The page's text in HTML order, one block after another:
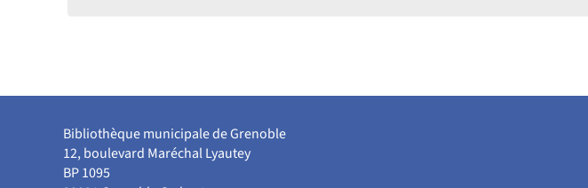
Bibliothèque municipale de Grenoble
12, boulevard Maréchal Lyautey
BP 1095